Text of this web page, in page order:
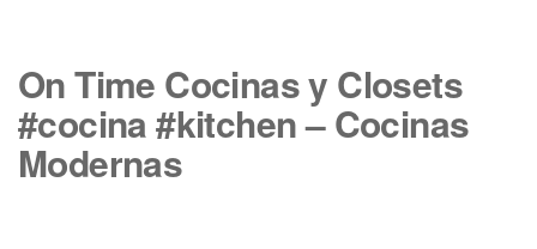
On Time Cocinas y Closets
#cocina #kitchen – Cocinas
Modernas